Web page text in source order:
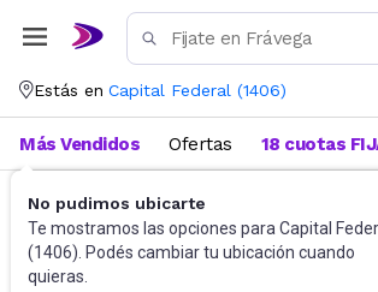
Estás en Capital Federal (1406)
No pudimos ubicarte
Te mostramos las opciones para Capital
(1406). Podés cambiar tu ubicación cuando
quieras.
Más Vendidos Ofertas 18 cuotas
Camping y Aire Libre